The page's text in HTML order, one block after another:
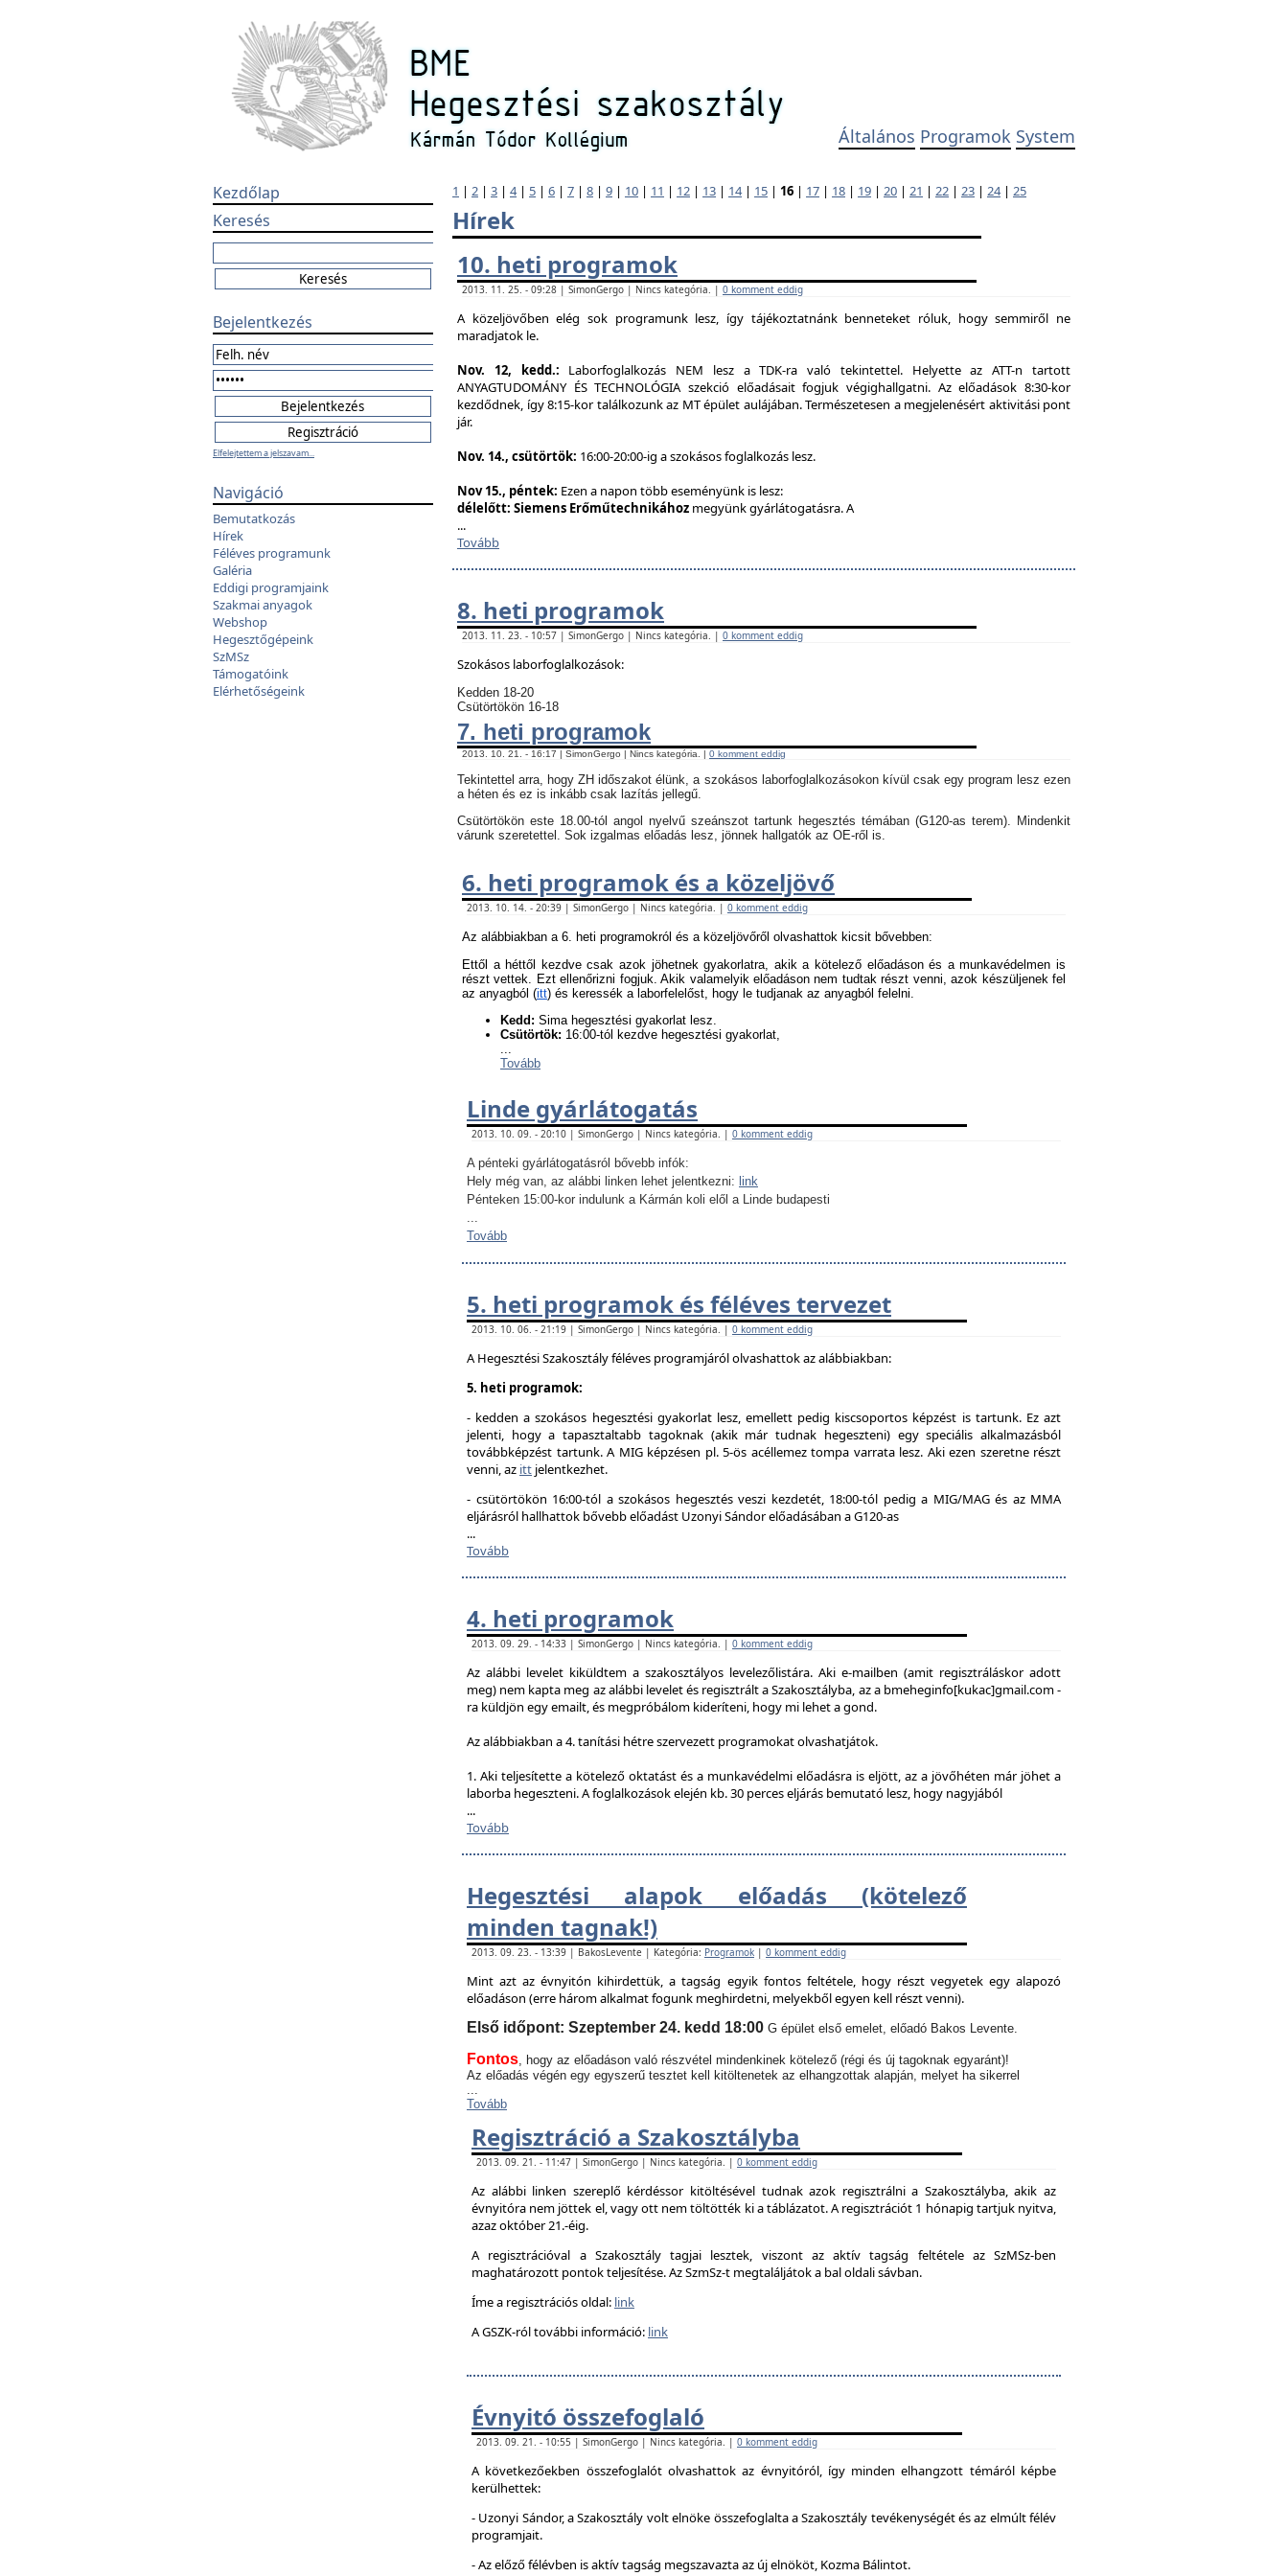
Általános Programok System
Kezdőlap
Keresés
Bejelentkezés
Elfelejtettem a jelszavam...
Navigáció
Bemutatkozás
Hírek
Féléves programunk
Galéria
Eddigi programjaink
Szakmai anyagok
Webshop
Hegesztőgépeink
SzMSz
Támogatóink
Elérhetőségeink
1 | 2 | 3 | 4| 5 | 6 | 7 | 8 | 9 | 10 | 11 | 12 | 13 | 14| 15 | 16 | 17 | 18 | 19 | 20 | 21 | 22 | 23 | 24| 25
Hírek
10. heti programok
2013. 11. 25. - 09:28 | SimonGergo | Nincs kategória. | 0 komment eddig
A közeljövőben elég sok programunk lesz, így tájékoztatnánk benneteket róluk, hogy semmiről ne
maradjatok le.
Nov. 12, kedd.: Laborfoglalkozás NEM lesz a TDK-ra való tekintettel. Helyette az ATT-n tartott
ANYAGTUDOMÁNY ÉS TECHNOLÓGIA szekció előadásait fogjuk végighallgatni. Az előadások 8:30-kor
kezdődnek, így 8:15-kor találkozunk az MT épület aulájában. Természetesen a megjelenésért aktivitási pont
jár.
Nov. 14., csütörtök: 16:00-20:00-ig a szokásos foglalkozás lesz.
Nov 15., péntek: Ezen a napon több eseményünk is lesz:
délelőtt: Siemens Erőműtechnikához megyünk gyárlátogatásra. A
...
Tovább
8. heti programok
2013. 11. 23. - 10:57 | SimonGergo | Nincs kategória. | 0 komment eddig
Szokásos laborfoglalkozások:
Kedden 18-20
Csütörtökön 16-18
7. heti programok
2013. 10. 21. - 16:17 | SimonGergo | Nincs kategória. | 0 komment eddig
Tekintettel arra, hogy ZH időszakot élünk, a szokásos laborfoglalkozásokon kívül csak egy program lesz ezen
a héten és ez is inkább csak lazítás jellegű.
Csütörtökön este 18.00-tól angol nyelvű szeánszot tartunk hegesztés témában (G120-as terem). Mindenkit
várunk szeretettel. Sok izgalmas előadás lesz, jönnek hallgatók az OE-ről is.
6. heti programok és a közeljövő
2013. 10. 14. - 20:39 | SimonGergo | Nincs kategória. | 0 komment eddig
Az alábbiakban a 6. heti programokról és a közeljövőről olvashattok kicsit bővebben:
Ettől a héttől kezdve csak azok jöhetnek gyakorlatra, akik a kötelező előadáson és a munkavédelmen is
részt vettek. Ezt ellenőrizni fogjuk. Akik valamelyik előadáson nem tudtak részt venni, azok készüljenek fel
az anyagból (itt) és keressék a laborfelelőst, hogy le tudjanak az anyagból felelni.
Kedd: Sima hegesztési gyakorlat lesz.
Csütörtök: 16:00-tól kezdve hegesztési gyakorlat,
...
Tovább
Linde gyárlátogatás
2013. 10. 09. - 20:10 | SimonGergo | Nincs kategória. | 0 komment eddig
A pénteki gyárlátogatásról bővebb infók:
Hely még van, az alábbi linken lehet jelentkezni: link
Pénteken 15:00-kor indulunk a Kármán koli elől a Linde budapesti
...
Tovább
5. heti programok és féléves tervezet
2013. 10. 06. - 21:19 | SimonGergo | Nincs kategória. | 0 komment eddig
A Hegesztési Szakosztály féléves programjáról olvashattok az alábbiakban:
5. heti programok:
- kedden a szokásos hegesztési gyakorlat lesz, emellett pedig kiscsoportos képzést is tartunk. Ez azt
jelenti, hogy a tapasztaltabb tagoknak (akik már tudnak hegeszteni) egy speciális alkalmazásból
továbbképzést tartunk. A MIG képzésen pl. 5-ös acéllemez tompa varrata lesz. Aki ezen szeretne részt
venni, az itt jelentkezhet.
- csütörtökön 16:00-tól a szokásos hegesztés veszi kezdetét, 18:00-tól pedig a MIG/MAG és az MMA
eljárásról hallhattok bővebb előadást Uzonyi Sándor előadásában a G120-as
...
Tovább
4. heti programok
2013. 09. 29. - 14:33 | SimonGergo | Nincs kategória. | 0 komment eddig
Az alábbi levelet kiküldtem a szakosztályos levelezőlistára. Aki e-mailben (amit regisztráláskor adott
meg) nem kapta meg az alábbi levelet és regisztrált a Szakosztályba, az a bmeheginfo[kukac]gmail.com -
ra küldjön egy emailt, és megpróbálom kideríteni, hogy mi lehet a gond.
Az alábbiakban a 4. tanítási hétre szervezett programokat olvashatjátok.
1. Aki teljesítette a kötelező oktatást és a munkavédelmi előadásra is eljött, az a jövőhéten már jöhet a
laborba hegeszteni. A foglalkozások elején kb. 30 perces eljárás bemutató lesz, hogy nagyjából
...
Tovább
Hegesztési alapok előadás (kötelező
minden tagnak!)
2013. 09. 23. - 13:39 | BakosLevente | Kategória: Programok | 0 komment eddig
Mint azt az évnyitón kihirdettük, a tagság egyik fontos feltétele, hogy részt vegyetek egy alapozó
előadáson (erre három alkalmat fogunk meghirdetni, melyekből egyen kell részt venni).
Első időpont: Szeptember 24. kedd 18:00 G épület első emelet, előadó Bakos Levente.
Fontos, hogy az előadáson való részvétel mindenkinek kötelező (régi és új tagoknak egyaránt)!
Az előadás végén egy egyszerű tesztet kell kitöltenetek az elhangzottak alapján, melyet ha sikerrel
...
Tovább
Regisztráció a Szakosztályba
2013. 09. 21. - 11:47 | SimonGergo | Nincs kategória. | 0 komment eddig
Az alábbi linken szereplő kérdéssor kitöltésével tudnak azok regisztrálni a Szakosztályba, akik az
évnyitóra nem jöttek el, vagy ott nem töltötték ki a táblázatot. A regisztrációt 1 hónapig tartjuk nyitva,
azaz október 21.-éig.
A regisztrációval a Szakosztály tagjai lesztek, viszont az aktív tagság feltétele az SzMSz-ben
maghatározott pontok teljesítése. Az SzmSz-t megtaláljátok a bal oldali sávban.
Íme a regisztrációs oldal: link
A GSZK-ról további információ: link
Évnyitó összefoglaló
2013. 09. 21. - 10:55 | SimonGergo | Nincs kategória. | 0 komment eddig
A következőekben összefoglalót olvashattok az évnyitóról, így minden elhangzott témáról képbe
kerülhettek:
- Uzonyi Sándor, a Szakosztály volt elnöke összefoglalta a Szakosztály tevékenységét és az elmúlt félév
programjait.
- Az előző félévben is aktív tagság megszavazta az új elnököt, Kozma Bálintot.